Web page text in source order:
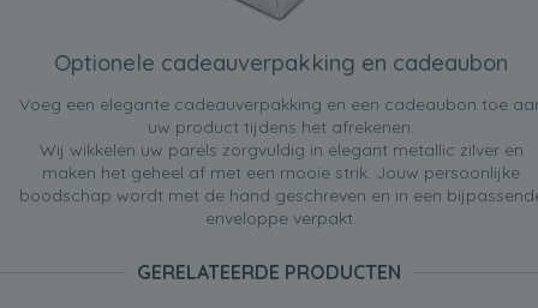
Optionele cadeauverpakking en cadeaubon
Voeg een elegante cadeauverpakking en een cadeaubon toe
uw product tijdens het afrekenen.
Wij wikkelen uw parels zorgvuldig in elegant metallic zilver en
maken het geheel af met een mooie strik. Jouw persoonlijke
boodschap wordt met de hand geschreven en in een
enveloppe verpakt.
GERELATEERDE PRODUCTEN